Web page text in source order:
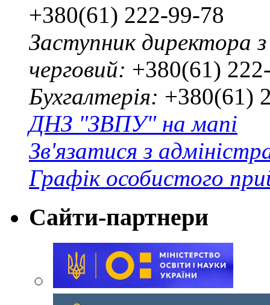
+380(61) 222-99-78
Заступник директора
черговий: +380(61)
Бухгалтерія: +380(61)
ДНЗ "ЗВПУ" на мапі
Зв'язатися з
Графік особистого
Сайти-партнери